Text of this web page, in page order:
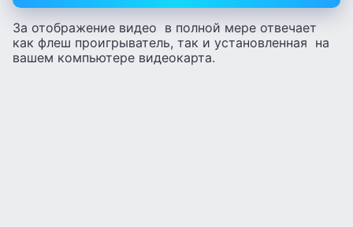
За отображение видео в полной мере отвечает
как флеш проигрыватель, так и установленная на
вашем компьютере видеокарта.